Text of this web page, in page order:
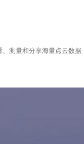
测量和分享海量点云数